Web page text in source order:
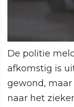
De politie
afkomstig is
gewond,
naar het